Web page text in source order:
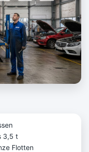
3,5 t
Flotten